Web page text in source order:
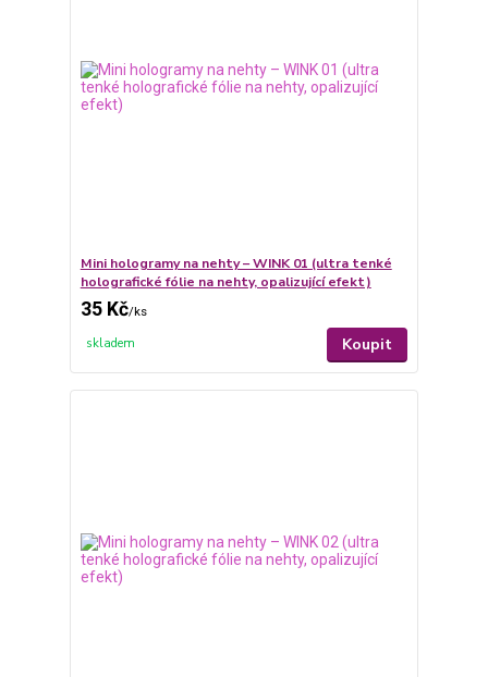
Mini hologramy na nehty – WINK 01 (ultra tenké
holografické fólie na nehty, opalizující efekt)
35 Kč/ks
skladem Koupit